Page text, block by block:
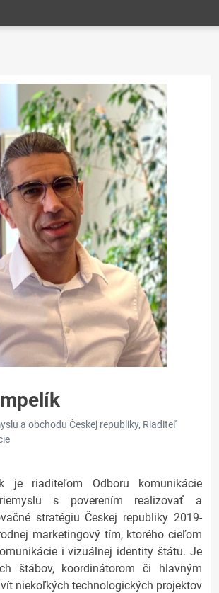
a obchodu Českej republiky, Riaditeľ
je riaditeľom Odboru komunikácie
s poverením realizovať a
stratégiu Českej republiky 2019-
marketingový tím, ktorého cieľom
i vizuálnej identity štátu. Je
štábov, koordinátorom či hlavným
niekoľkých technologických projektov